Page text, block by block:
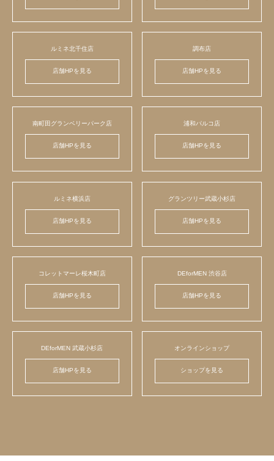
ルミネ北千住店
店舗HPを見る
調布店
店舗HPを見る
南町田グランベリーパーク店
店舗HPを見る
浦和パルコ店
店舗HPを見る
ルミネ横浜店
店舗HPを見る
グランツリー武蔵小杉店
店舗HPを見る
コレットマーレ桜木町店
店舗HPを見る
DEforMEN 渋谷店
店舗HPを見る
DEforMEN 武蔵小杉店
店舗HPを見る
オンラインショップ
ショップを見る